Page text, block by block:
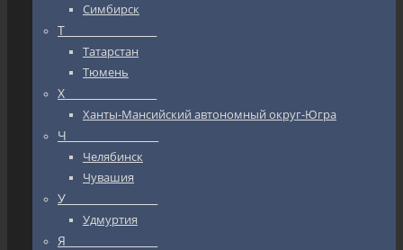
Симбирск
Т_________________
Татарстан
Тюмень
Х_________________
Ханты-Мансийский автономный округ-Югра
Ч_________________
Челябинск
Чувашия
У_________________
Удмуртия
Я_________________